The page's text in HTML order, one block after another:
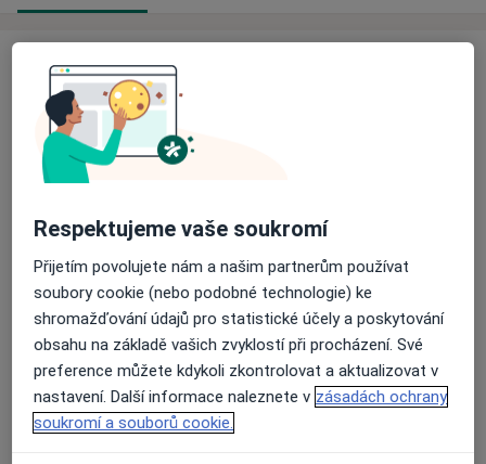
Zkušenosti
Mým profesním zaměřením i odborným zájmem je
terapeutická práce s dospívajícími a dospělými
klienty i podpora dětí a dospělých v systému
náhradní rodinné péče.
Hlavní léčená onemocnění
Sociální fobie Krize Obavy
Stres
Vztahová krize
+5a11y_sr_more_diseases
Pacienti, které ošetřuji
Dospělí
Děti od 14 let
Respektujeme vaše soukromí
Přijetím povolujete nám a našim partnerům používat
soubory cookie (nebo podobné technologie) ke
shromažďování údajů pro statistické účely a poskytování
obsahu na základě vašich zvyklostí při procházení. Své
preference můžete kdykoli zkontrolovat a aktualizovat v
nastavení. Další informace naleznete v zásadách ochrany
soukromí a souborů cookie.